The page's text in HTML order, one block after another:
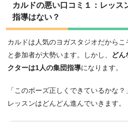
カルドの悪い口コミ１：レッス
指導はない？
カルドは人気のヨガスタジオだからこ
と参加者が大勢います。しかし、
どん
クターは1人の集団指導になります。
「このポーズ正しくできているかな
レッスンはどんどん進んでいきます。